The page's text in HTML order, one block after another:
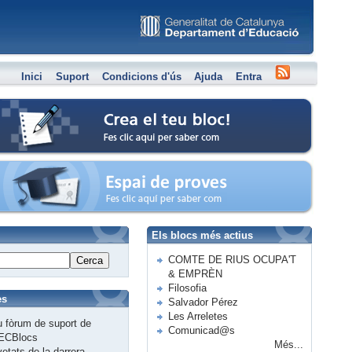
Inici Suport Condicions d'ús Ajuda Entra
Crea el teu bloc
Espai de proves
Cerca
fòrum de suport de
Els blocs més actius
COMTE DE RIUS OCUPA'T
& EMPRÈN
Filosofia
Salvador Pérez
Les Arreletes
Comunicad@s
Més...